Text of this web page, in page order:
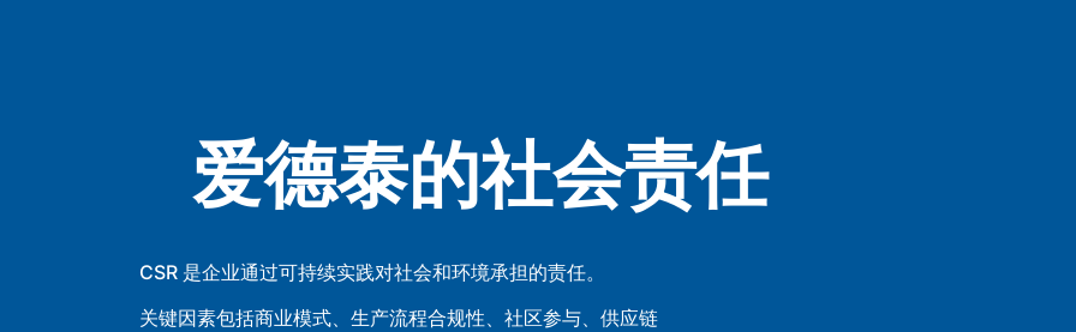
爱德泰的社会责任
CSR 是企业通过可持续实践对社会和环境承担的责任。
关键因素包括商业模式、生产流程合规性、社区参与、供应链